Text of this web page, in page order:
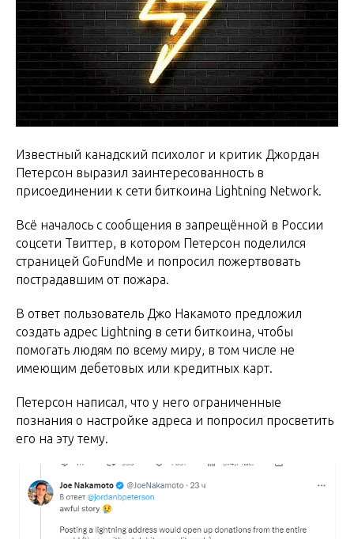
Известный канадский психолог и критик Джордан
Петерсон выразил заинтересованность в
присоединении к сети биткоина Lightning Network.
Всё началось с сообщения в запрещённой в России
соцсети Твиттер, в котором Петерсон поделился
страницей GoFundMe и попросил пожертвовать
пострадавшим от пожара.
В ответ пользователь Джо Накамото предложил
создать адрес Lightning в сети биткоина, чтобы
помогать людям по всему миру, в том числе не
имеющим дебетовых или кредитных карт.
Петерсон написал, что у него ограниченные
познания о настройке адреса и попросил просветить
его на эту тему.